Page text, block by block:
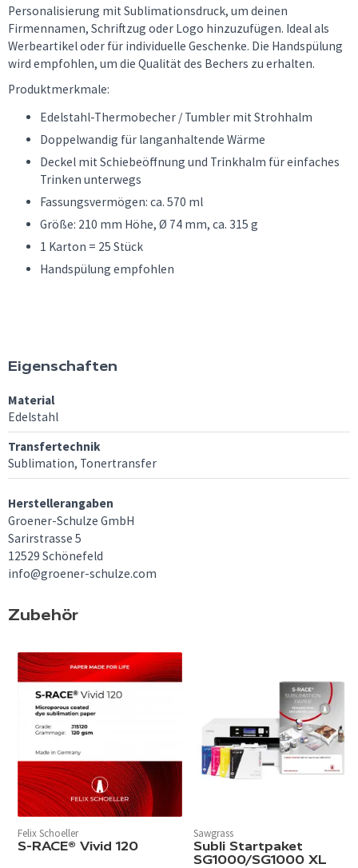
Personalisierung mit Sublimationsdruck, um deinen
Firmennamen, Schriftzug oder Logo hinzuzufügen. Ideal als
Werbeartikel oder für individuelle Geschenke. Die Handspülung
wird empfohlen, um die Qualität des Bechers zu erhalten.
Produktmerkmale:
Edelstahl-Thermobecher / Tumbler mit Strohhalm
Doppelwandig für langanhaltende Wärme
Deckel mit Schiebeöffnung und Trinkhalm für einfaches
Trinken unterwegs
Fassungsvermögen: ca. 570 ml
Größe: 210 mm Höhe, Ø 74 mm, ca. 315 g
1 Karton = 25 Stück
Handspülung empfohlen
Eigenschaften
Material
Edelstahl
Transfertechnik
Sublimation, Tonertransfer
Herstellerangaben
Groener-Schulze GmbH
Sarirstrasse 5
12529 Schönefeld
info@groener-schulze.com
Zubehör
Felix Schoeller
S-RACE® Vivid 120
Sawgrass
Subli Startpaket
SG1000/SG1000 XL